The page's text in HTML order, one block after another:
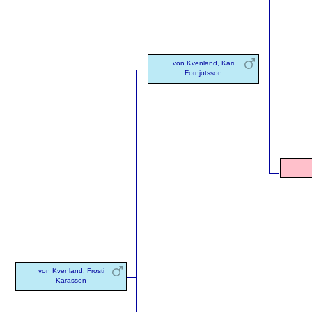
von Kvenland, Frosti
Karasson
von Kvenland, Kari
Fornjotsson